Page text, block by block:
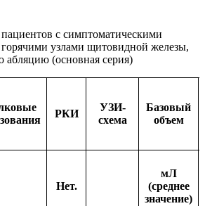
с симптоматическими
узлами щитовидной железы,
абляцию (основная серия)
РКИ
УЗИ-
схема
Базовый
объем
Нет.
мЛ
(среднее
значение)